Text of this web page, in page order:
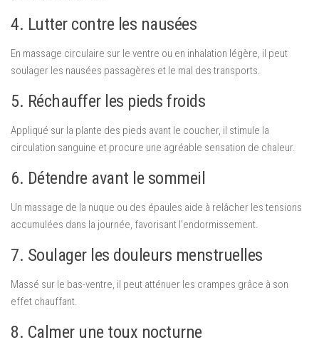
4. Lutter contre les nausées
En massage circulaire sur le ventre ou en inhalation légère, il peut
soulager les nausées passagères et le mal des transports.
5. Réchauffer les pieds froids
Appliqué sur la plante des pieds avant le coucher, il stimule la
circulation sanguine et procure une agréable sensation de chaleur.
6. Détendre avant le sommeil
Un massage de la nuque ou des épaules aide à relâcher les tensions
accumulées dans la journée, favorisant l’endormissement.
7. Soulager les douleurs menstruelles
Massé sur le bas-ventre, il peut atténuer les crampes grâce à son
effet chauffant.
8. Calmer une toux nocturne